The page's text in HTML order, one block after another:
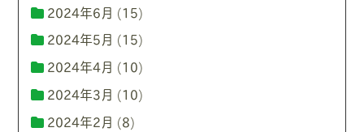
2024年6月 (15)
2024年5月 (15)
2024年4月 (10)
2024年3月 (10)
2024年2月 (8)